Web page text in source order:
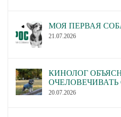
МОЯ ПЕРВАЯ
21.07.2026
КИНОЛОГ
ОЧЕЛОВЕЧИВАТЬ
20.07.2026